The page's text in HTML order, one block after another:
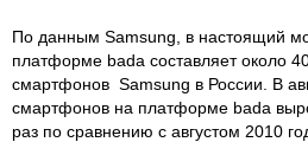
По данным Samsung, в настоящий
платформе bada составляет около
смартфонов Samsung в России. В
смартфонов на платформе bada
раз по сравнению с августом 2010